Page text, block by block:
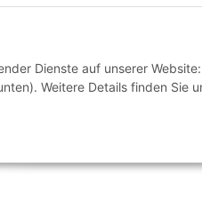
Dienste auf unserer
Weitere Details finden Sie